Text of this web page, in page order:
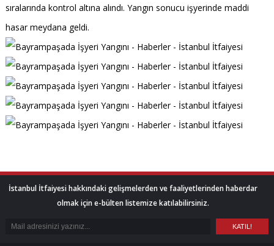
sıralarında kontrol altına alındı. Yangın sonucu işyerinde maddi
hasar meydana geldi.
İstanbul İtfaiyesi hakkındaki gelişmelerden ve faaliyetlerinden haberdar
olmak için e-bülten listemize katılabilirsiniz.